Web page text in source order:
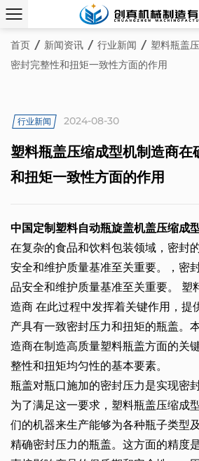
首页 / 新闻资讯 / 行业新闻 / 塑料瓶盖
密封完整性和扭矩一致性方面的作用
行业新闻 2024-08-30
塑料瓶盖压缩成型机制造商在
和扭矩一致性方面的作用
中国定制塑料自动瓶旋盖机盖压缩成
在复杂的食品和饮料包装领域，密封
安全和维护质量基准至关重要。，密
品安全和维护质量基准至关重要。 塑
造商 在此过程中发挥着关键作用，提
产具有一致密封压力和扭矩的瓶盖。
造商在制造高质量塑料瓶盖方面的关
整性和扭矩均匀性的基本要素。
瓶盖对瓶口施加的密封压力是实现密
为了满足这一要求，塑料瓶盖压缩成
们的机器来生产能够为各种瓶子类型
精确密封压力的瓶盖。这方面的精度